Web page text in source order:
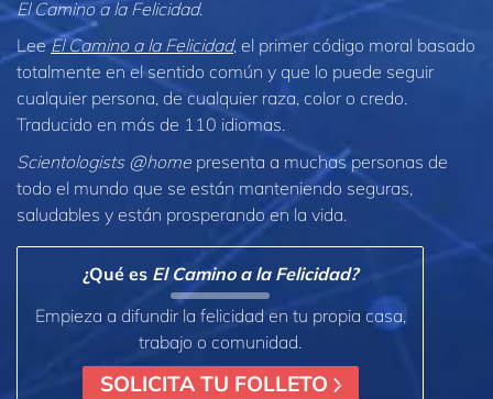
El Camino a la Felicidad.
LeeEl Camino a la Felicidad, el primer código moral basado
totalmente en el sentido común y que lo puede seguir
cualquier persona, de cualquier raza, color o credo.
Traducido en más de 110 idiomas.
Scientologists @home presenta a muchas personas de
todo el mundo que se están manteniendo seguras,
saludables y están prosperando en la vida.
¿Qué es El Camino a la Felicidad?
Empieza a difundir la felicidad en tu propia casa,
trabajo o comunidad.
SOLICITA TU FOLLETO